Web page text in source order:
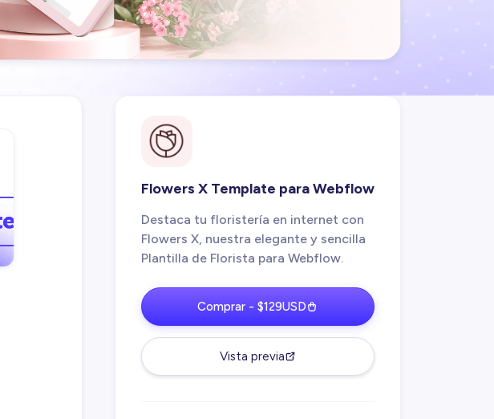
Flowers X Template para Webflow
Destaca tu floristería en internet con
Flowers X, nuestra elegante y sencilla
Plantilla de Florista para Webflow.
Comprar - $129USD
Vista previa